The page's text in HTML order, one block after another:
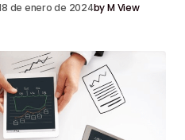
de enero de 2024byM View